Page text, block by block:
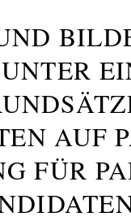
AUF
FÜR